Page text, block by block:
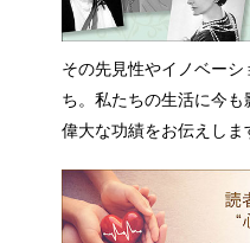
その先見性やイノベー
ち。私たちの生活に今
偉大な功績をお伝えしま